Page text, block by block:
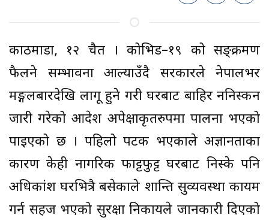
काठमाडौँ, १२ चैत । कोभिड–१९ को सङ्क्रमण
फैलने सम्भावना औँल्याउँदै सरकारले नेपालभर
मङ्गलबारदेखि लागू हुने गरी घरबाट बाहिर ननिस्कन
जारी गरेको आदेश अपेक्षाकृतरुपमा पालना भएको
पाइएको छ । पहिलो पटक भएकाले अज्ञानताका
कारण केही नागरिक फाट्टफुट्ट घरबाट निस्के पनि
अधिकांश घरभित्रै बसेकाले शान्ति सुव्यवस्था कायम
गर्न सहज भएको सुरक्षा निकायले जानकारी दिएको